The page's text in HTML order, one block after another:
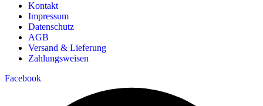
Kontakt
Impressum
Datenschutz
AGB
Versand & Lieferung
Zahlungsweisen
Facebook